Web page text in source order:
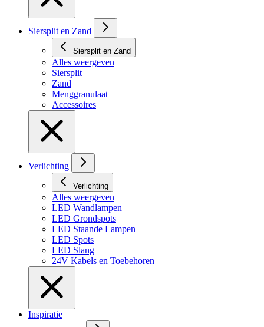
Siersplit en Zand
Siersplit en Zand
Alles weergeven
Siersplit
Zand
Menggranulaat
Accessoires
Verlichting
Verlichting
Alles weergeven
LED Wandlampen
LED Grondspots
LED Staande Lampen
LED Spots
LED Slang
24V Kabels en Toebehoren
Inspiratie